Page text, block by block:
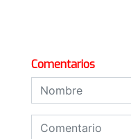
Comentarios